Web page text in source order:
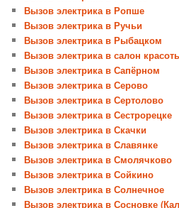
Вызов электрика в Ропше
Вызов электрика в Ручьи
Вызов электрика в Рыбацком
Вызов электрика в салон
Вызов электрика в Сапёрном
Вызов электрика в Серово
Вызов электрика в Сертолово
Вызов электрика в Сестрорецке
Вызов электрика в Скачки
Вызов электрика в Славянке
Вызов электрика в Смолячково
Вызов электрика в Сойкино
Вызов электрика в Солнечное
Вызов электрика в Сосновке